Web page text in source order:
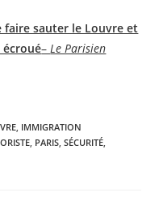
sauter le Louvre et
écroué–Le Parisien
, IMMIGRATION
, PARIS, SÉCURITÉ,